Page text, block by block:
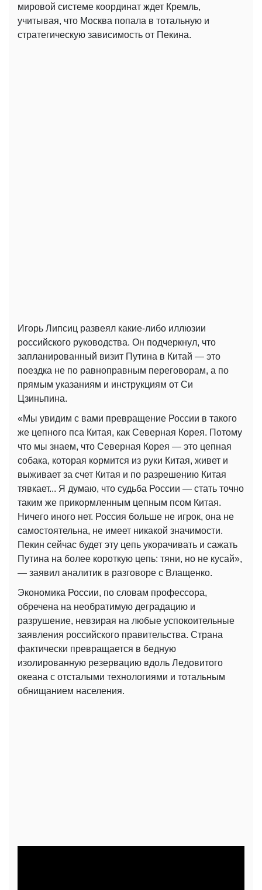
мировой системе координат ждет Кремль,
учитывая, что Москва попала в тотальную и
стратегическую зависимость от Пекина.
Игорь Липсиц развеял какие-либо иллюзии
российского руководства. Он подчеркнул, что
запланированный визит Путина в Китай — это
поездка не по равноправным переговорам, а по
прямым указаниям и инструкциям от Си
Цзиньпина.
«Мы увидим с вами превращение России в такого
же цепного пса Китая, как Северная Корея. Потому
что мы знаем, что Северная Корея — это цепная
собака, которая кормится из руки Китая, живет и
выживает за счет Китая и по разрешению Китая
тявкает... Я думаю, что судьба России — стать точно
таким же прикормленным цепным псом Китая.
Ничего иного нет. Россия больше не игрок, она не
самостоятельна, не имеет никакой значимости.
Пекин сейчас будет эту цепь укорачивать и сажать
Путина на более короткую цепь: тяни, но не кусай»,
— заявил аналитик в разговоре с Влащенко.
Экономика России, по словам профессора,
обречена на необратимую деградацию и
разрушение, невзирая на любые успокоительные
заявления российского правительства. Страна
фактически превращается в бедную
изолированную резервацию вдоль Ледовитого
океана с отсталыми технологиями и тотальным
обнищанием населения.